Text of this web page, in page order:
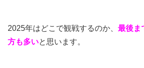
2025年はどこで観戦するのか、 最後ま
方も多いと思います。